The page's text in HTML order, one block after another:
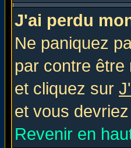
J'ai perdu
Ne paniquez
par contre être
et cliquez sur
et vous
Revenir en